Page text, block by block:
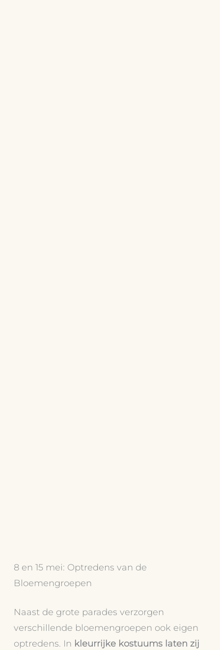
8 en 15 mei: Optredens van de
Bloemengroepen
Naast de grote parades verzorgen
verschillende bloemengroepen ook eigen
optredens. In kleurrijke kostuums laten zij